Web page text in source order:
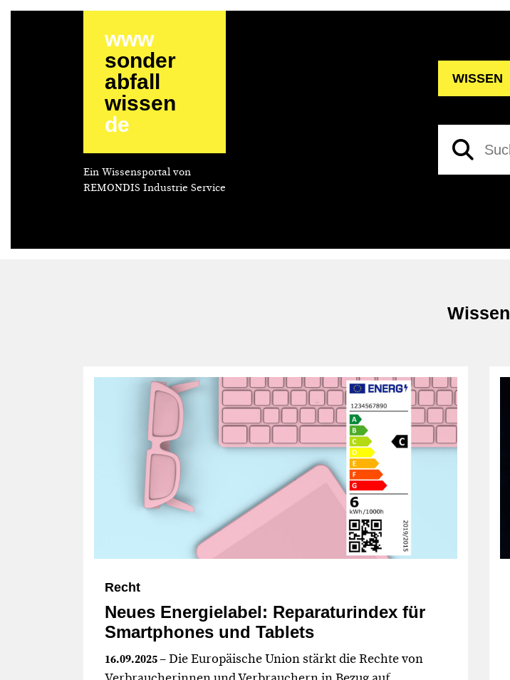
www
sonder
abfall
wissen
de
Ein Wissensportal von
REMONDIS Industrie Service
WISSEN
Wissen
Recht
Neues Energielabel: Reparaturindex für
Smartphones und Tablets
16.09.2025– Die Europäische Union stärkt die Rechte von